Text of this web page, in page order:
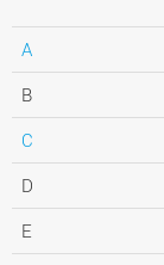
A
B
C
D
E